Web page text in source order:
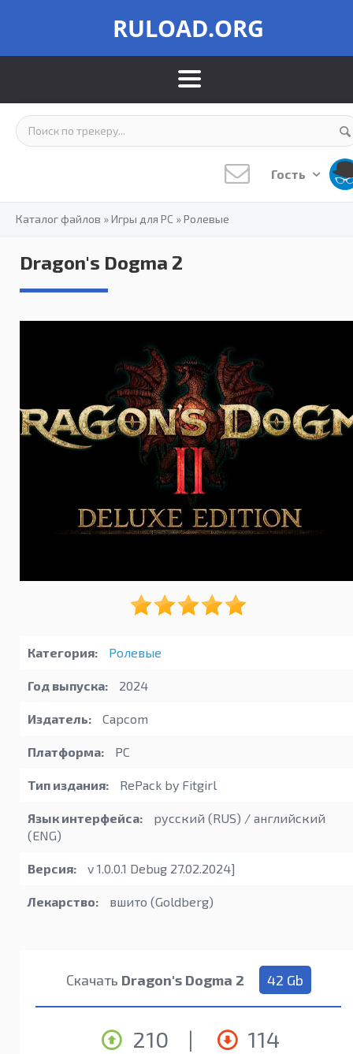
RULOAD.ORG
Гость
Каталог файлов »Игры для PC »Ролевые
Dragon's Dogma 2
Категория: Ролевые
Год выпуска: 2024
Издатель: Capcom
Платформа: PC
Тип издания: RePack by Fitgirl
Язык интерфейса:
русский (RUS) / английский
(ENG)
Версия: v 1.0.0.1 Debug 27.02.2024]
Лекарство: вшито (Goldberg)
Скачать Dragon's Dogma 2 42 Gb
210 | 114